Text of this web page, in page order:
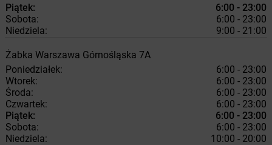
Piątek:
6:00 - 23:00
Sobota:
6:00 - 23:00
Niedziela:
9:00 - 21:00
Żabka Warszawa Górnośląska 7A
Poniedziałek:
6:00 - 23:00
Wtorek:
6:00 - 23:00
Środa:
6:00 - 23:00
Czwartek:
6:00 - 23:00
Piątek:
6:00 - 23:00
Sobota:
6:00 - 23:00
Niedziela:
10:00 - 20:00